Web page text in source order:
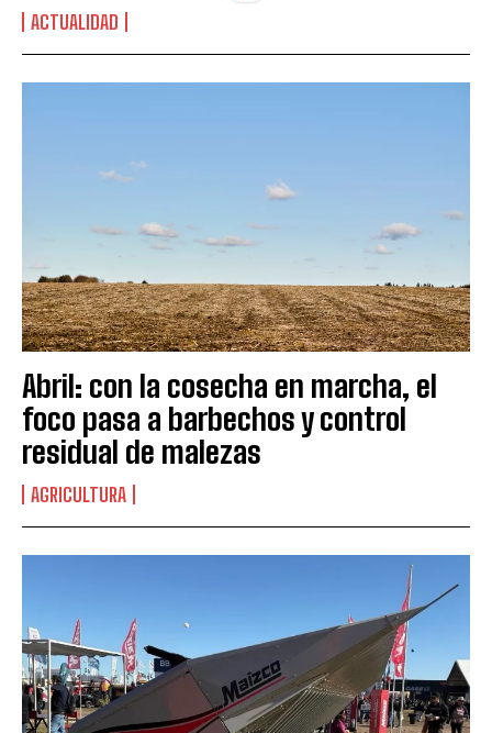
ACTUALIDAD
Abril: con la cosecha en marcha, el
foco pasa a barbechos y control
residual de malezas
AGRICULTURA